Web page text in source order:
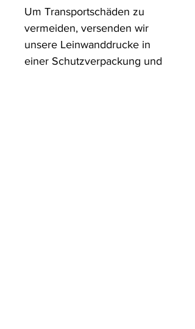
Um Transportschäden zu
vermeiden, versenden wir
unsere Leinwanddrucke in
einer Schutzverpackung und